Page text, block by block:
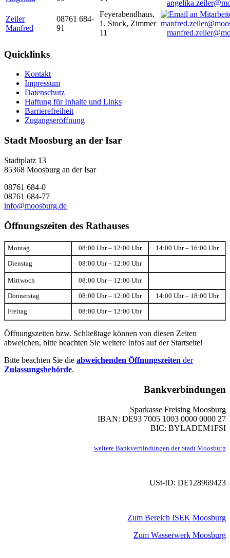
Zeiler
Manfred
08761 684-
91
Feyerabendhaus,
1. Stock, Zimmer
11
Quicklinks
Kontakt
Impressum
Datenschutz
Haftung für Inhalte und Links
Barrierefreiheit
Zugangseröffnung
Stadt Moosburg an der Isar
Stadtplatz 13
85368 Moosburg an der Isar
08761 684-0
08761 684-77
info@moosburg.de
Öffnungszeiten des Rathauses
Montag 08:00 Uhr – 12:00 Uhr 14:00 Uhr – 16:00 Uhr
Dienstag 08:00 Uhr – 12:00 Uhr
Mittwoch 08:00 Uhr – 12:00 Uhr
Donnerstag 08:00 Uhr – 12:00 Uhr 14:00 Uhr – 18:00 Uhr
Freitag 08:00 Uhr – 12:00 Uhr
Öffnungszeiten bzw. Schließtage können von diesen Zeiten
abweichen, bitte beachten Sie weitere Infos auf der Startseite!
Bitte beachten Sie die abweichenden Öffnungszeiten der
Zulassungsbehörde.
Bankverbindungen
Sparkasse Freising Moosburg
IBAN: DE93 7005 1003 0000 0000 27
BIC: BYLADEM1FSI
weitere Bankverbindungen der Stadt Moosburg
USt-ID: DE128969423
Zum Bereich ISEK Moosburg
Zum Wasserwerk Moosburg